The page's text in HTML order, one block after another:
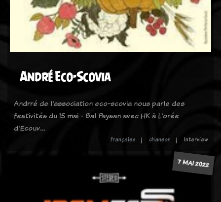
André Eco-Scovia
Andrré de l'association eco-scovia nous parle des
festivités du 15 mai - Bal Paysan avec HK à L'orée
d'Ecouv…
française chanson Interview
7 MAI 2022